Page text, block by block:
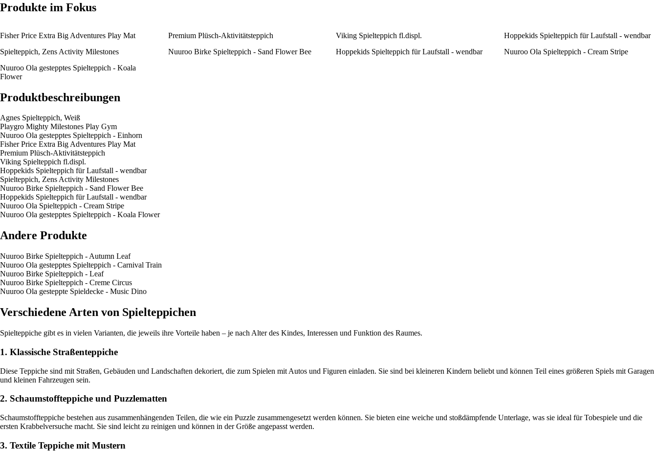
Produkte im Fokus
Fisher Price Extra Big Adventures Play Mat Premium Plüsch-Aktivitätsteppich Viking Spielteppich fl.displ.
Hoppekids Spielteppich für Laufstall - wendbar
Spielteppich, Zens Activity Milestones
Nuuroo Birke Spielteppich - Sand Flower Bee Hoppekids Spielteppich für Laufstall - wendbar
Nuuroo Ola Spielteppich - Cream Stripe
Nuuroo Ola gestepptes Spielteppich - Koala
Flower
Produktbeschreibungen
Agnes Spielteppich, Weiß
Playgro Mighty Milestones Play Gym
Nuuroo Ola gestepptes Spielteppich - Einhorn
Fisher Price Extra Big Adventures Play Mat
Premium Plüsch-Aktivitätsteppich
Viking Spielteppich fl.displ.
Hoppekids Spielteppich für Laufstall - wendbar
Spielteppich, Zens Activity Milestones
Nuuroo Birke Spielteppich - Sand Flower Bee
Hoppekids Spielteppich für Laufstall - wendbar
Nuuroo Ola Spielteppich - Cream Stripe
Nuuroo Ola gestepptes Spielteppich - Koala Flower
Andere Produkte
Nuuroo Birke Spielteppich - Autumn Leaf
Nuuroo Ola gestepptes Spielteppich - Carnival Train
Nuuroo Birke Spielteppich - Leaf
Nuuroo Birke Spielteppich - Creme Circus
Nuuroo Ola gesteppte Spieldecke - Music Dino
Verschiedene Arten von Spielteppichen
Spielteppiche gibt es in vielen Varianten, die jeweils ihre Vorteile haben – je nach Alter des Kindes, Interessen und Funktion des Raumes.
1. Klassische Straßenteppiche
Diese Teppiche sind mit Straßen, Gebäuden und Landschaften dekoriert, die zum Spielen mit Autos und Figuren einladen. Sie sind bei kleineren Kindern beliebt und können Teil eines größeren Spiels mit Garagen
und kleinen Fahrzeugen sein.
2. Schaumstoffteppiche und Puzzlematten
Schaumstoffteppiche bestehen aus zusammenhängenden Teilen, die wie ein Puzzle zusammengesetzt werden können. Sie bieten eine weiche und stoßdämpfende Unterlage, was sie ideal für Tobespiele und die
ersten Krabbelversuche macht. Sie sind leicht zu reinigen und können in der Größe angepasst werden.
3. Textile Teppiche mit Mustern